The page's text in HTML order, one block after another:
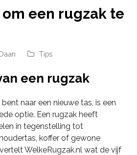
een rugzak te
Tips
een rugzak
naar een nieuwe tas, is een
optie. Een rugzak heeft
in tegenstelling tot
koffer of gewone
WelkeRugzak.nl wat de vijf